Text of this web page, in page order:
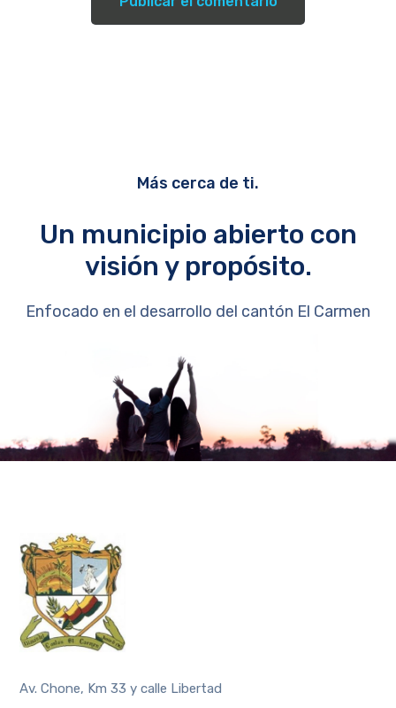
Más cerca de ti.
Un municipio abierto con
visión y propósito.
Enfocado en el desarrollo del cantón El Carmen
Av. Chone, Km 33 y calle Libertad